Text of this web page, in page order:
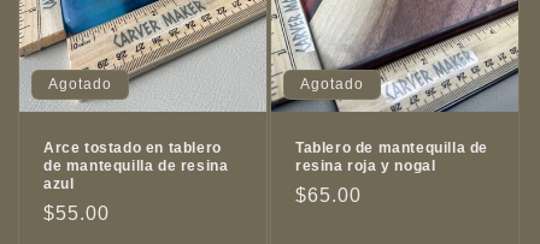
Agotado
Arce tostado en tablero
de mantequilla de resina
azul
Precio
$55.00
Agotado
Tablero de mantequilla de
resina roja y nogal
Precio
$65.00